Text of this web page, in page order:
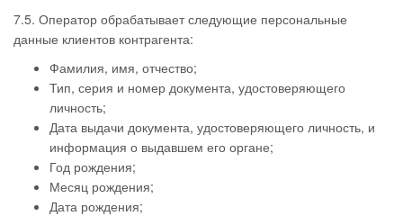
7.5. Оператор обрабатывает следующие персональные
данные клиентов контрагента:
Фамилия, имя, отчество;
Тип, серия и номер документа, удостоверяющего
личность;
Дата выдачи документа, удостоверяющего личность, и
информация о выдавшем его органе;
Год рождения;
Месяц рождения;
Дата рождения;